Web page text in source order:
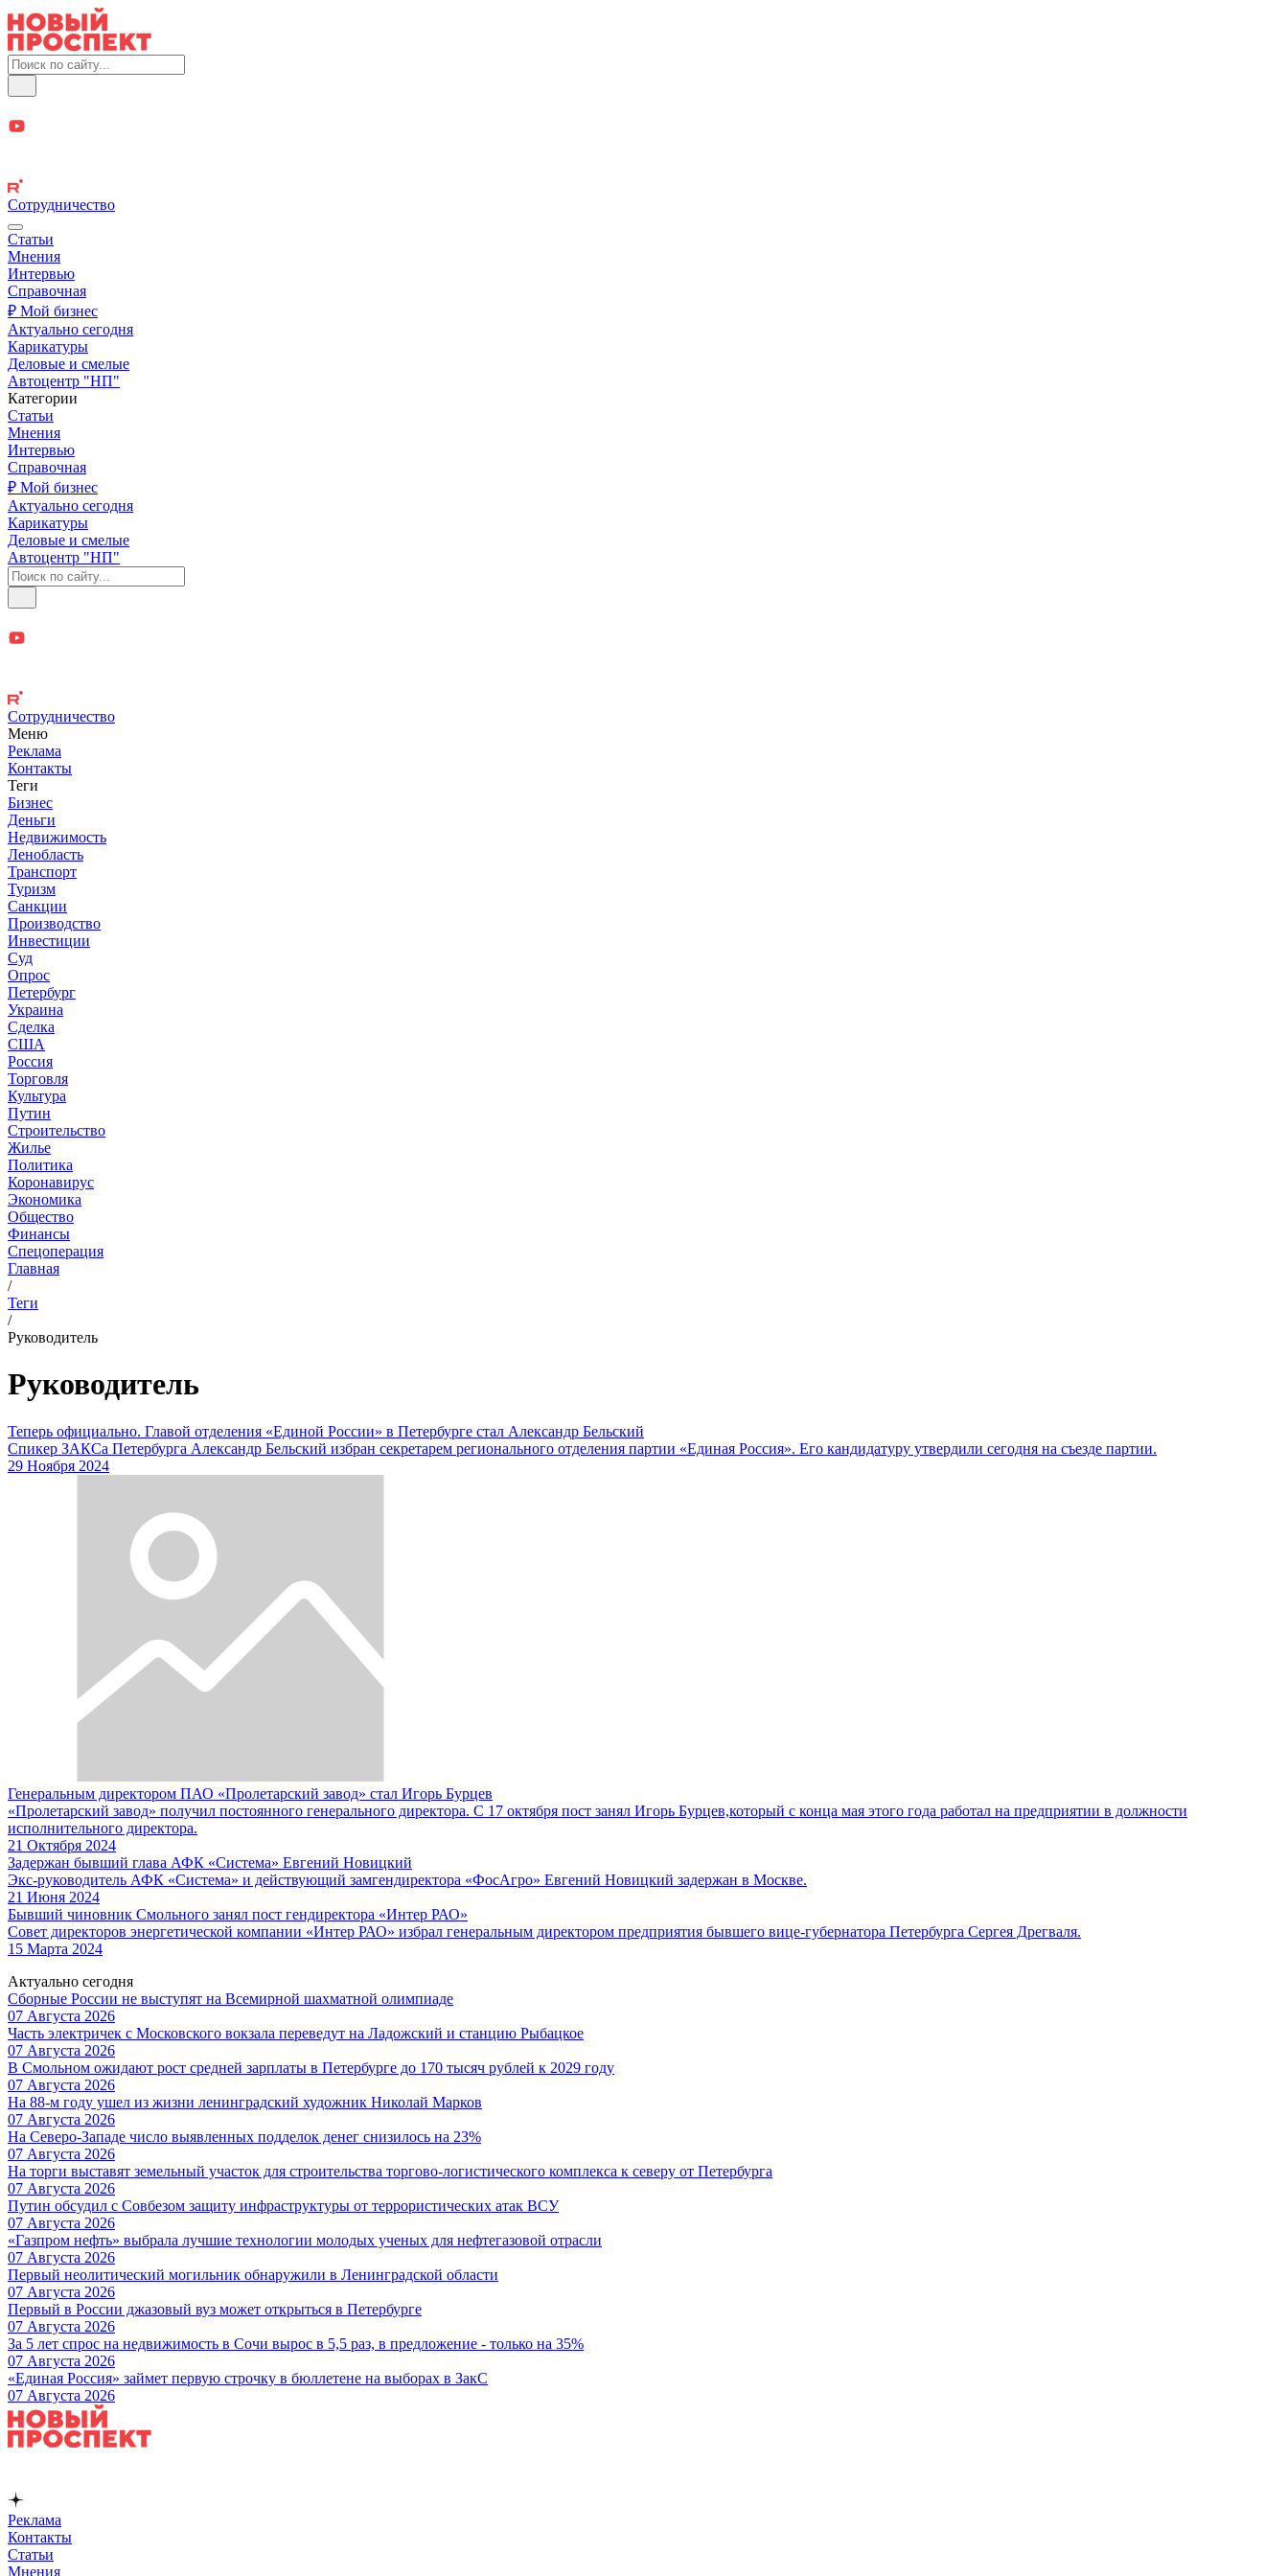
Сотрудничество
Статьи
Мнения
Интервью
Справочная
₽ Мой бизнес
Актуально сегодня
Карикатуры
Деловые и смелые
Автоцентр "НП"
Категории
Статьи
Мнения
Интервью
Справочная
₽ Мой бизнес
Актуально сегодня
Карикатуры
Деловые и смелые
Автоцентр "НП"
Сотрудничество
Меню
Реклама
Контакты
Теги
Бизнес
Деньги
Недвижимость
Ленобласть
Транспорт
Туризм
Санкции
Производство
Инвестиции
Суд
Опрос
Петербург
Украина
Сделка
США
Россия
Торговля
Культура
Путин
Строительство
Жилье
Политика
Коронавирус
Экономика
Общество
Финансы
Спецоперация
Главная
/
Теги
/
Руководитель
Руководитель
Теперь официально. Главой отделения «Единой России» в Петербурге стал Александр Бельский
Спикер ЗАКСа Петербурга Александр Бельский избран секретарем регионального отделения партии «Единая Россия». Его кандидатуру утвердили сегодня на съезде партии.
29 Ноября 2024
Генеральным директором ПАО «Пролетарский завод» стал Игорь Бурцев
«Пролетарский завод» получил постоянного генерального директора. С 17 октября пост занял Игорь Бурцев,который с конца мая этого года работал на предприятии в должности
исполнительного директора.
21 Октября 2024
Задержан бывший глава АФК «Система» Евгений Новицкий
Экс-руководитель АФК «Система» и действующий замгендиректора «ФосАгро» Евгений Новицкий задержан в Москве.
21 Июня 2024
Бывший чиновник Смольного занял пост гендиректора «Интер РАО»
Совет директоров энергетической компании «Интер РАО» избрал генеральным директором предприятия бывшего вице-губернатора Петербурга Сергея Дрегваля.
15 Марта 2024
Актуально сегодня
Сборные России не выступят на Всемирной шахматной олимпиаде
07 Августа 2026
Часть электричек с Московского вокзала переведут на Ладожский и станцию Рыбацкое
07 Августа 2026
В Смольном ожидают рост средней зарплаты в Петербурге до 170 тысяч рублей к 2029 году
07 Августа 2026
На 88-м году ушел из жизни ленинградский художник Николай Марков
07 Августа 2026
На Северо-Западе число выявленных подделок денег снизилось на 23%
07 Августа 2026
На торги выставят земельный участок для строительства торгово-логистического комплекса к северу от Петербурга
07 Августа 2026
Путин обсудил с Совбезом защиту инфраструктуры от террористических атак ВСУ
07 Августа 2026
«Газпром нефть» выбрала лучшие технологии молодых ученых для нефтегазовой отрасли
07 Августа 2026
Первый неолитический могильник обнаружили в Ленинградской области
07 Августа 2026
Первый в России джазовый вуз может открыться в Петербурге
07 Августа 2026
За 5 лет спрос на недвижимость в Сочи вырос в 5,5 раз, в предложение - только на 35%
07 Августа 2026
«Единая Россия» займет первую строчку в бюллетене на выборах в ЗакС
07 Августа 2026
Реклама
Контакты
Статьи
Мнения